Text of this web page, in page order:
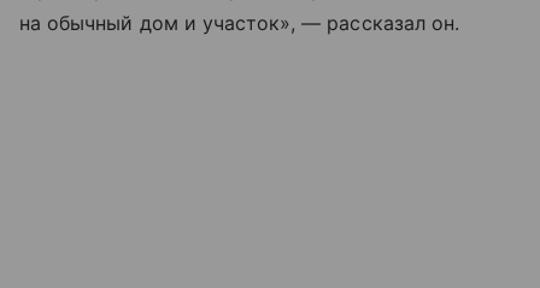
на обычный дом и участок», — рассказал он.